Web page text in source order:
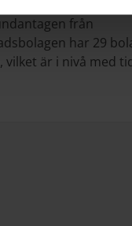
från
har 29
är i nivå med